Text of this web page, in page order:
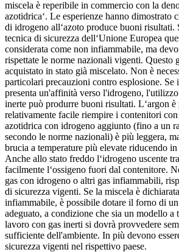
miscela è reperibile in commercio con la
azotidrica‘. Le esperienze hanno dimostrato
di idrogeno all‘azoto produce buoni risultati.
tecnica di sicurezza dell‘Unione Europea
considerata come non infiammabile, ma
rispettate le norme nazionali vigenti. Questo
acquistato in stato già miscelato. Non è
particolari precauzioni contro esplosione. Se
presenta un'affinità verso l'idrogeno,
inerte può produrre buoni risultati. L‘argon è
relativamente facile riempire i contenitori
azotidrica con idrogeno aggiunto (fino a un
secondo le norme nazionali) è più leggera,
brucia a temperature più elevate riducendo
Anche allo stato freddo l‘idrogeno uscente
facilmente l‘ossigeno fuori dal contenitore.
gas con idrogeno o altri gas infiammabili,
di sicurezza vigenti. Se la miscela è
infiammabile, è possibile dotare il forno di un
adeguato, a condizione che sia un modello a
lavoro con gas inerti si dovrà provvedere
sufficiente dell'ambiente. In più devono
sicurezza vigenti nel rispettivo paese.